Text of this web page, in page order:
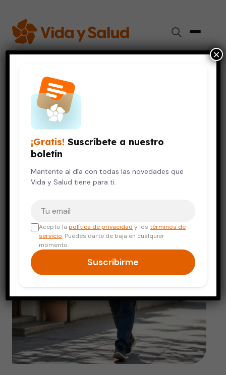
Vida Saludable
Tus genes no lo son todo: el sueño y el ejercicio cuentan
SALUD MENTALVIDA SALUDABLE
Tus genes no lo son todo: el
sueño y el ejercicio cuentan
17 de junio, 2026 5 min de lectura
¡Gratis! Suscríbete a nuestro
boletín
Mantente al día con todas las novedades que
Vida y Salud tiene para ti.
Acepto lapolítica de privacidad y lostérminos de
servicio. Puedes darte de baja en cualquier
momento.
Suscribirme
×